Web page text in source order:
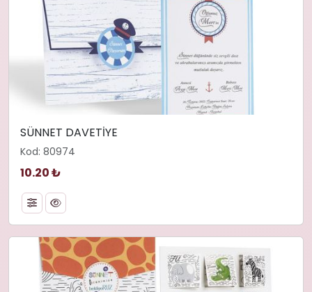
SÜNNET DAVETİYE
Kod: 80974
10.20 ₺